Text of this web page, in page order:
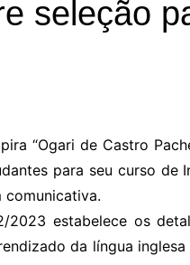
seleção
“Ogari de Castro
para seu curso de
comunicativa.
2023 estabelece os
da língua